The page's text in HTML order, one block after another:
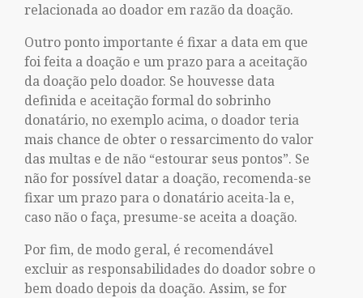
relacionada ao doador em razão da doação.
Outro ponto importante é fixar a data em que
foi feita a doação e um prazo para a aceitação
da doação pelo doador. Se houvesse data
definida e aceitação formal do sobrinho
donatário, no exemplo acima, o doador teria
mais chance de obter o ressarcimento do valor
das multas e de não “estourar seus pontos”. Se
não for possível datar a doação, recomenda-se
fixar um prazo para o donatário aceita-la e,
caso não o faça, presume-se aceita a doação.
Por fim, de modo geral, é recomendável
excluir as responsabilidades do doador sobre o
bem doado depois da doação. Assim, se for